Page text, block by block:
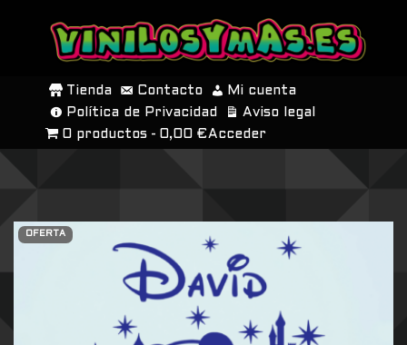
SALTAR
CONTENIDO
Tienda Contacto
Mi cuenta
Política de Privacidad
Aviso legal
0 productos
0,00 € Acceder
OFERTA